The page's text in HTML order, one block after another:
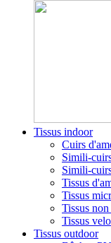
Tissus indoor
Cuirs
Simili-
Simili-
Tissus
Tissus
Tissus non
Tissus
Tissus outdoor